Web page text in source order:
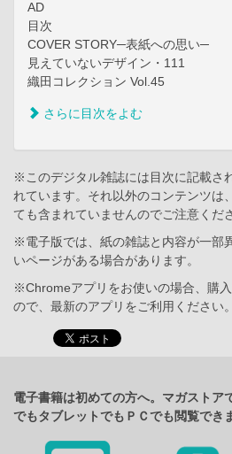
AD
目次
COVER STORY─表紙への思い─
見えていないデザイン・111
織田コレクション Vol.45
さらに目次をよむ
※このデジタル雑誌には目次に記載さ
れています。それ以外のコンテンツは
ても含まれていませんのでご注意くだ
※電子版では、紙の雑誌と内容が一部
いページがある場合があります。
※Chromeアプリをお使いの場合、購
ので、最新のアプリをご利用ください。
電子書籍は初めての方へ。マガストア
でもタブレットでもＰＣでも閲覧でき